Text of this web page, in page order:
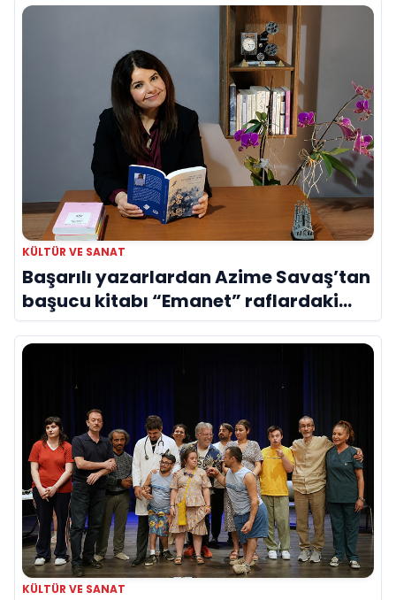
KÜLTÜR VE SANAT
Başarılı yazarlardan Azime Savaş’tan
başucu kitabı “Emanet” raflardaki
yerini aldı
KÜLTÜR VE SANAT